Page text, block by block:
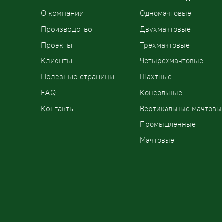
О компании
Производство
Проекты
Клиенты
Полезные страницы
FAQ
Контакты
Одномачтовые
Двухмачтовые
Трехмачтовые
Четырехмачтовые
Шахтные
Консольные
Вертикальные
Промышленные
Мачтовые